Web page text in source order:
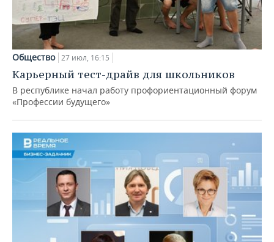
Общество 27 июл, 16:15
Карьерный тест-драйв для школьников
В республике начал работу профориентационный форум
«Профессии будущего»